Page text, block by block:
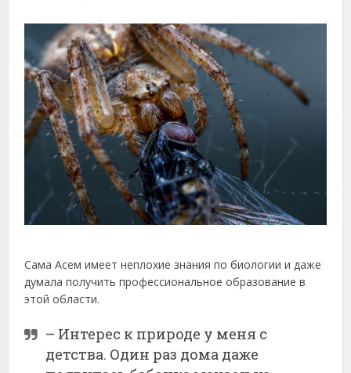
Сама Асем имеет неплохие знания по биологии и даже
думала получить профессиональное образование в
этой области.
– Интерес к природе у меня с
детства. Один раз дома даже